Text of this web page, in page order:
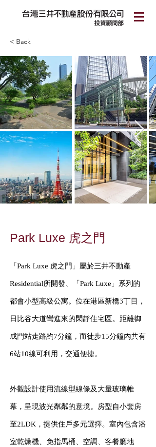
< Back
Park Luxe 虎之門
「Park Luxe 虎之門」屬於三井不動產
Residential所開發、「Park Luxe」系列的
都會小型高級公寓。位在港區新橋3丁目，
日比谷大道彎進來的閑靜住宅區。距離御
成門站走路約7分鐘，而徒步15分鐘內共有
6站10線可利用，交通便捷。
外觀設計使用流線型線條及大量玻璃帷
幕，呈現波光粼粼的意境。房型自小套房
至2LDK，提供住戶多元選擇。室內包含浴
室乾燥機、免指馬桶、空調、客餐廳地